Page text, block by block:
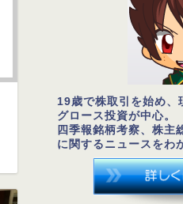
19歳で株取引を始め、
グロース投資が中心。
四季報銘柄考察、株主
に関するニュースをわ